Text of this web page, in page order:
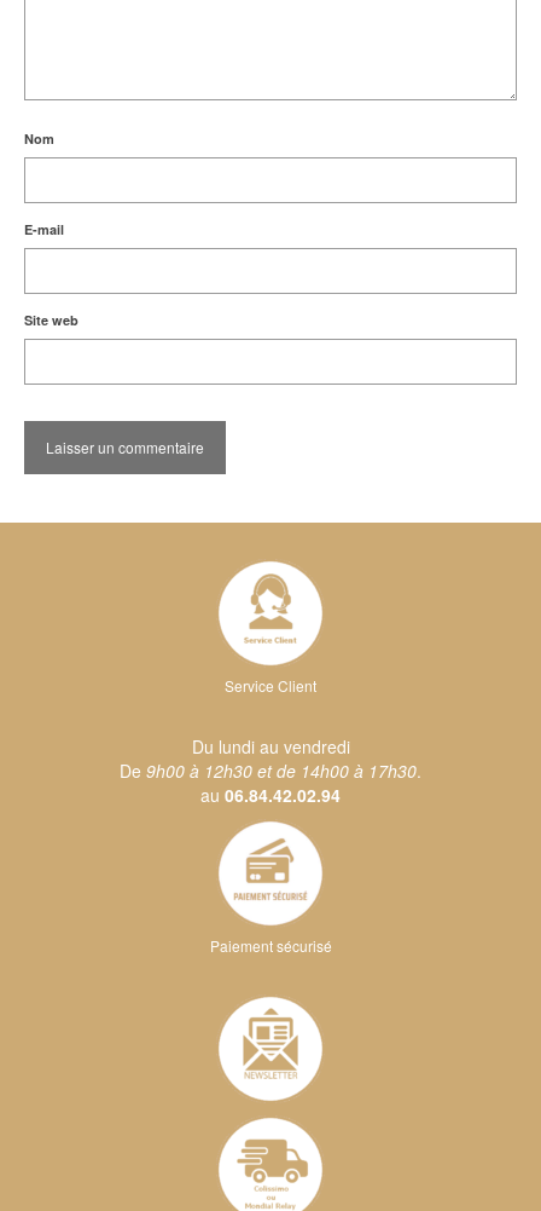
Nom
E-mail
Site web
Service Client
Du lundi au vendredi
De 9h00 à 12h30 et de 14h00 à 17h30.
au 06.84.42.02.94
Paiement sécurisé